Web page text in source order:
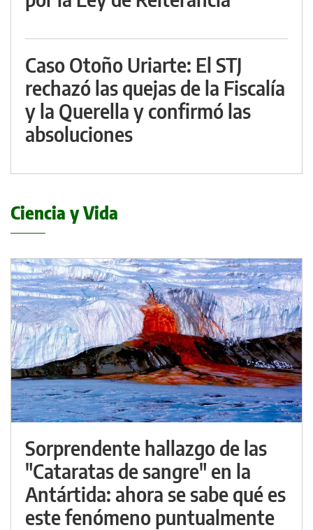
Caso Otoño Uriarte: El STJ
rechazó las quejas de la Fiscalía
y la Querella y confirmó las
absoluciones
Ciencia y Vida
Sorprendente hallazgo de las
"Cataratas de sangre" en la
Antártida: ahora se sabe qué es
este fenómeno puntualmente